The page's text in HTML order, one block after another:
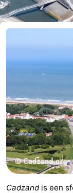
Bad
-
Resort
Bad
De
-
Cadzand
Hoogduin
-
Noordzee
Résidence
Cadzand-
-
Resort
Nieuwvliet-
-
Schoneveld
Cadzandis een